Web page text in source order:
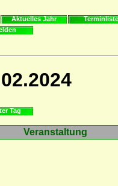
Aktuelles Jahr
Terminliste
Tag
Veranstaltung